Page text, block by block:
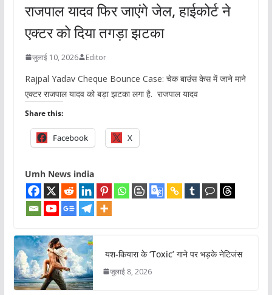
राजपाल यादव फिर जाएंगे जेल, हाईकोर्ट ने
एक्टर को दिया तगड़ा झटका
जुलाई 10, 2026 Editor
Rajpal Yadav Cheque Bounce Case: चेक बाउंस केस में जाने माने
एक्टर राजपाल यादव को बड़ा झटका लगा है. राजपाल यादव
Share this:
Facebook X
Umh News india
यश-कियारा के ‘Toxic’ गाने पर भड़के नेटिजंस
जुलाई 8, 2026